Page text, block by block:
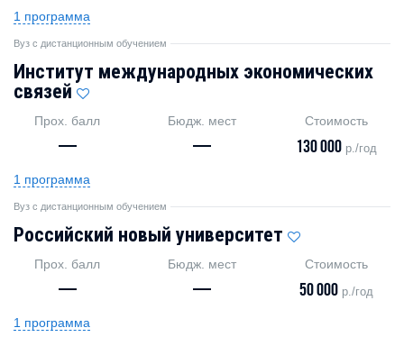
1 программа
Вуз с дистанционным обучением
Институт международных экономических
связей
Прох. балл
—
Бюдж. мест
—
Стоимость
130 000 р./год
1 программа
Вуз с дистанционным обучением
Российский новый университет
Прох. балл
—
Бюдж. мест
—
Стоимость
50 000 р./год
1 программа